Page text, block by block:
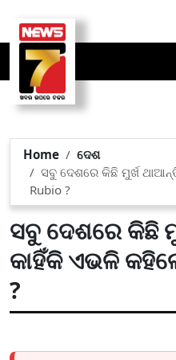
Home
ଦେଶ
ସବୁ ଦେଶରେ କିଛି ମୁର୍ଖ
Rubio ?
ସବୁ ଦେଶରେ କିଛି
କାହିଁକି ଏଭଳି
?